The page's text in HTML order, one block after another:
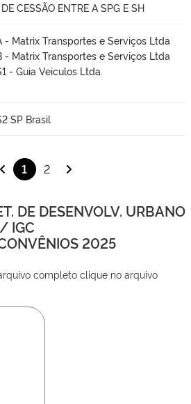
CESSÃO ENTRE A SPG E SH
- Matrix Transportes e Serviços Ltda
- Matrix Transportes e Serviços Ltda
- Guia Veiculos Ltda.
SP Brasil
1 2
DE DESENVOLV. URBANO
IGC
2025
completo clique no arquivo